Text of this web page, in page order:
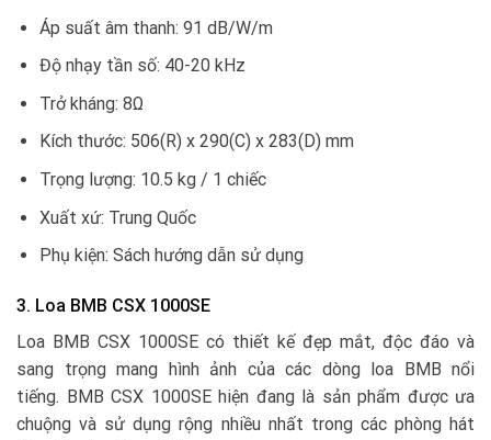
Áp suất âm thanh: 91 dB/W/m
Độ nhạy tần số: 40-20 kHz
Trở kháng: 8Ω
Kích thước: 506(R) x 290(C) x 283(D) mm
Trọng lượng: 10.5 kg / 1 chiếc
Xuất xứ: Trung Quốc
Phụ kiện: Sách hướng dẫn sử dụng
3. Loa BMB CSX 1000SE
Loa BMB CSX 1000SE có thiết kế đẹp mắt, độc đáo và
sang trọng mang hình ảnh của các dòng loa BMB nổi
tiếng. BMB CSX 1000SE hiện đang là sản phẩm được ưa
chuộng và sử dụng rộng nhiều nhất trong các phòng hát